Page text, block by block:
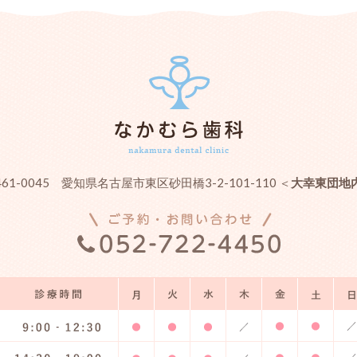
0045 愛知県名古屋市東区砂田橋3-2-101-110 ＜ 大幸東団地